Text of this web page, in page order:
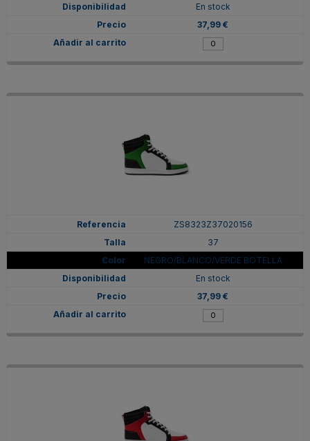
En stock
37,99 €
ZS8323Z37020156
37
NEGRO/BLANCO/VERDE BOTELLA
En stock
37,99 €